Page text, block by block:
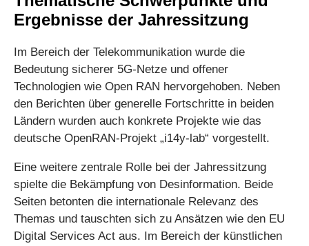
Ergebnisse der Jahressitzung
Im Bereich der Telekommunikation wurde die
Bedeutung sicherer 5G-Netze und offener
Technologien wie Open RAN hervorgehoben. Neben
den Berichten über generelle Fortschritte in beiden
Ländern wurden auch konkrete Projekte wie das
deutsche OpenRAN-Projekt „i14y-lab“ vorgestellt.
Eine weitere zentrale Rolle bei der Jahressitzung
spielte die Bekämpfung von Desinformation. Beide
Seiten betonten die internationale Relevanz des
Themas und tauschten sich zu Ansätzen wie den EU
Digital Services Act aus. Im Bereich der künstlichen